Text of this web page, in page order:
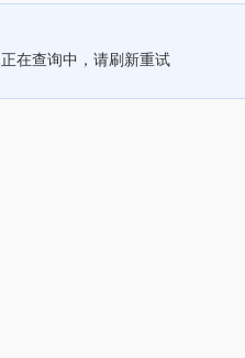
正在查询中，请刷新重试